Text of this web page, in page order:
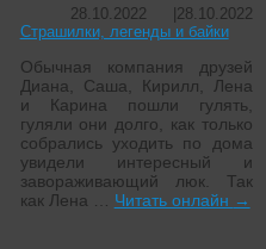
28.10.2022
28.10.2022
Страшилки, легенды и байки
Обычная компания друзей
Диана, Саша, Кирилл, Лена
и Карина пошли гулять,
гуляли они долго, как только
собрались уходить по дома
увидели интересный и
завораживающий люк. Так
как Лена … Читать онлайн →